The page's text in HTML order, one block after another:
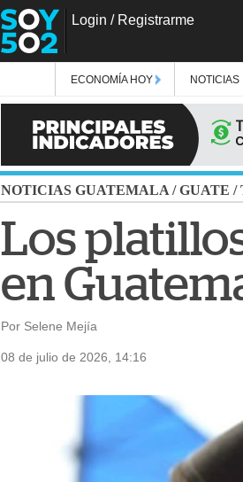
Login / Registrarme
ECONOMÍA HOY NOTICIAS
NOTICIAS GUATEMALA /GUATE /
Los
en
Por Selene Mejía
08 de julio de 2026, 14:16